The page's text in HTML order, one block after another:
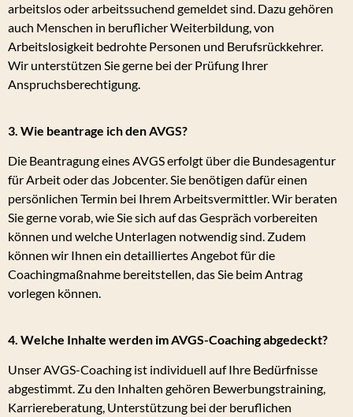
arbeitslos oder arbeitssuchend gemeldet sind. Dazu gehören
auch Menschen in beruflicher Weiterbildung, von
Arbeitslosigkeit bedrohte Personen und Berufsrückkehrer.
Wir unterstützen Sie gerne bei der Prüfung Ihrer
Anspruchsberechtigung.
3. Wie beantrage ich den AVGS?
Die Beantragung eines AVGS erfolgt über die Bundesagentur
für Arbeit oder das Jobcenter. Sie benötigen dafür einen
persönlichen Termin bei Ihrem Arbeitsvermittler. Wir beraten
Sie gerne vorab, wie Sie sich auf das Gespräch vorbereiten
können und welche Unterlagen notwendig sind. Zudem
können wir Ihnen ein detailliertes Angebot für die
Coachingmaßnahme bereitstellen, das Sie beim Antrag
vorlegen können.
4. Welche Inhalte werden im AVGS-Coaching abgedeckt?
Unser AVGS-Coaching ist individuell auf Ihre Bedürfnisse
abgestimmt. Zu den Inhalten gehören Bewerbungstraining,
Karriereberatung, Unterstützung bei der beruflichen